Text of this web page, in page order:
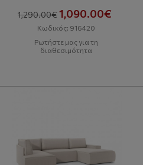
1,290.00€1,090.00€
Κωδικός: 916420
Ρωτήστε μας για τη
διαθεσιμότητα